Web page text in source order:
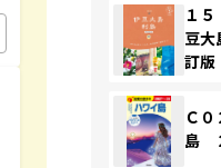
１
豆
訂版
Ｃ
島